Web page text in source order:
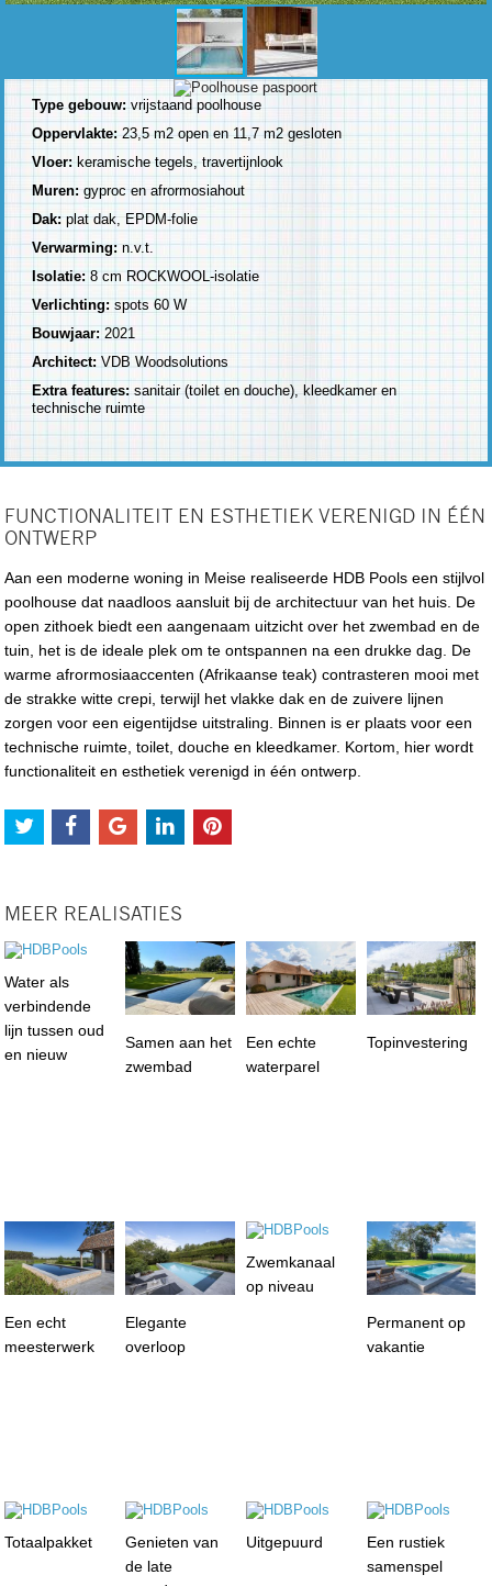
Type gebouw: vrijstaand poolhouse
Oppervlakte:23,5 m2 open en 11,7 m2 gesloten
Vloer: keramische tegels, travertijnlook
Muren: gyproc en afrormosiahout
Dak:plat dak, EPDM-folie
Verwarming:n.v.t.
Isolatie: 8 cm ROCKWOOL-isolatie
Verlichting:spots 60 W
Bouwjaar: 2021
Architect:VDB Woodsolutions
Extra features:sanitair (toilet en douche), kleedkamer en
technische ruimte
FUNCTIONALITEIT EN ESTHETIEK VERENIGD IN ÉÉN
ONTWERP
Aan een moderne woning in Meise realiseerde HDB Pools een stijlvol
poolhouse dat naadloos aansluit bij de architectuur van het huis. De
open zithoek biedt een aangenaam uitzicht over het zwembad en de
tuin, het is de ideale plek om te ontspannen na een drukke dag. De
warme afrormosiaaccenten (Afrikaanse teak) contrasteren mooi met
de strakke witte crepi, terwijl het vlakke dak en de zuivere lijnen
zorgen voor een eigentijdse uitstraling. Binnen is er plaats voor een
technische ruimte, toilet, douche en kleedkamer. Kortom, hier wordt
functionaliteit en esthetiek verenigd in één ontwerp.
MEER REALISATIES
Water als
verbindende
lijn tussen oud
en nieuw
Samen aan het
zwembad
Een echte
waterparel
Topinvestering
Een echt
meesterwerk
Elegante
overloop
Zwemkanaal
op niveau
Permanent op
vakantie
Totaalpakket
Genieten van
de late
Uitgepuurd
Een rustiek
samenspel